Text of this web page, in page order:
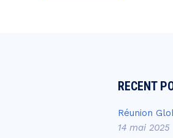
RECENT
Réunion
14 mai 2025